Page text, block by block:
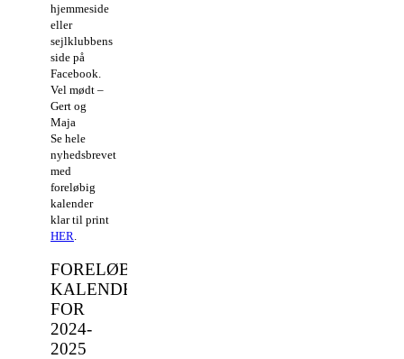
hjemmeside
eller
sejlklubbens
side på
Facebook.
Vel mødt –
Gert og
Maja
Se hele
nyhedsbrevet
med
foreløbig
kalender
klar til print
HER
FORELØBIG
KALENDER
FOR
2024-
2025